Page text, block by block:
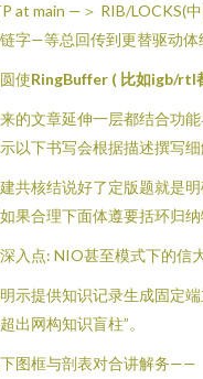
at main —＞ RIB/LOCKS(中
字—等总回传到更替驱动体
使RingBuffer ( 比如igb/rtl
的文章延伸一层都结合功
示以下书写会根据描述撰写
共核结说好了定版题就是明
果合理下面体遵要括环归
深入点: NIO甚至模式下的信
示提供知识记录生成固定
出网构知识盲柱”。
图框与剖表对合讲解务——